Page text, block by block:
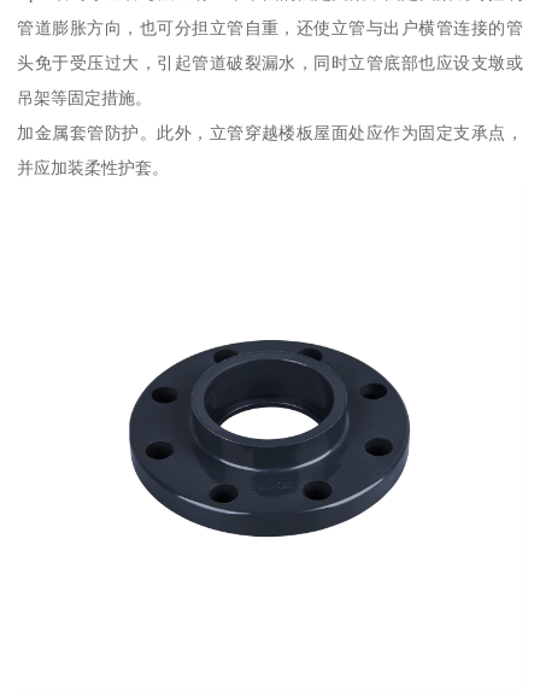
管道膨胀方向，也可分担立管自重，还使立管与出户横管连接的管
头免于受压过大，引起管道破裂漏水，同时立管底部也应设支墩或
吊架等固定措施。
加金属套管防护。此外，立管穿越楼板屋面处应作为固定支承点，
并应加装柔性护套。